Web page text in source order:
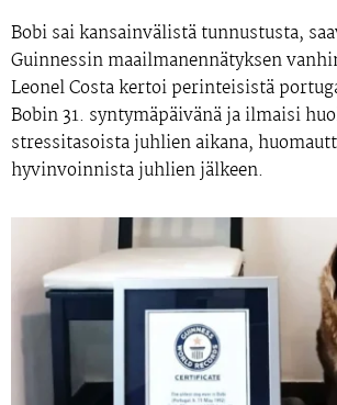
Bobi sai kansainvälistä tunnustusta,
Guinnessin maailmanennätyksen
Leonel Costa kertoi perinteisistä
Bobin 31. syntymäpäivänä ja ilmaisi
stressitasoista juhlien aikana,
hyvinvoinnista juhlien jälkeen.